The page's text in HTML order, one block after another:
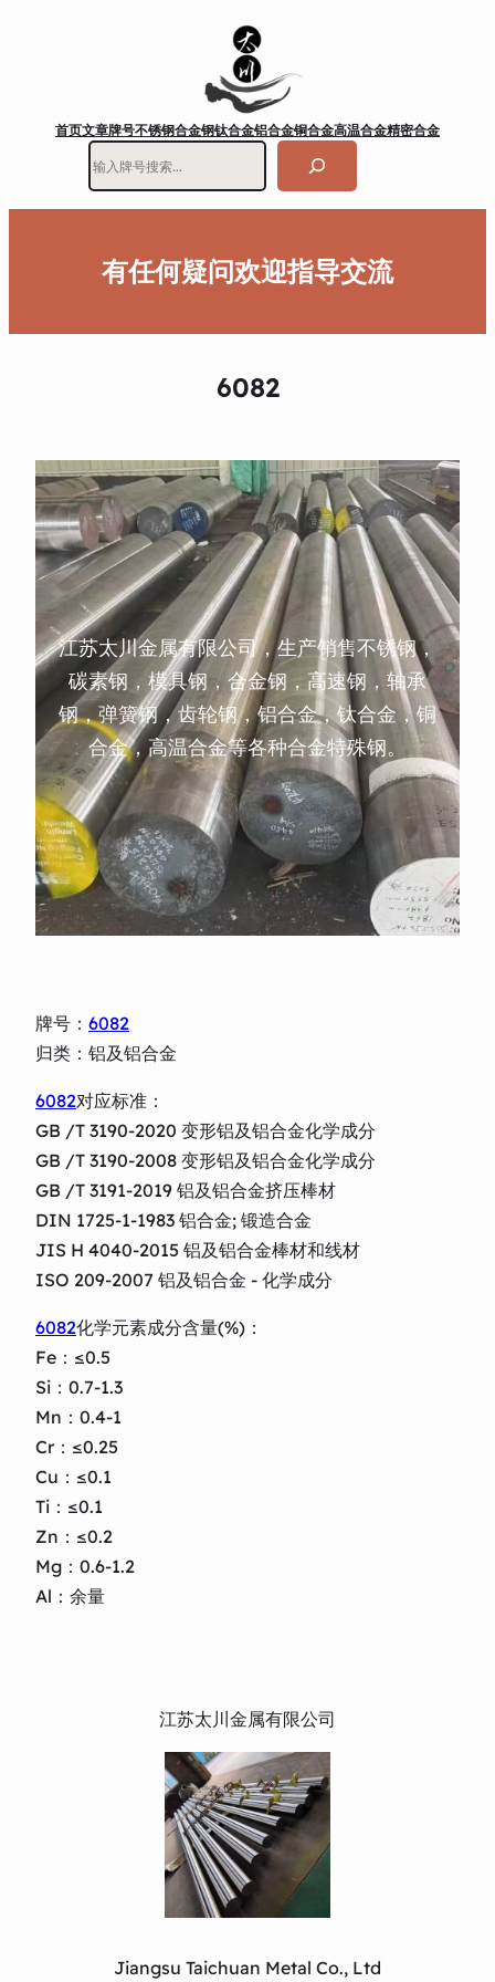
首页文章牌号不锈钢合金钢钛合金铝合金铜合金高温合金精密合金
有任何疑问欢迎指导交流
6082
江苏太川金属有限公司，生产销售不锈钢，
碳素钢，模具钢，合金钢，高速钢，轴承
钢，弹簧钢，齿轮钢，铝合金，钛合金，铜
合金，高温合金等各种合金特殊钢。
牌号： 6082
归类：铝及铝合金
6082对应标准：
GB /T 3190-2020 变形铝及铝合金化学成分
GB /T 3190-2008 变形铝及铝合金化学成分
GB /T 3191-2019 铝及铝合金挤压棒材
DIN 1725-1-1983 铝合金; 锻造合金
JIS H 4040-2015 铝及铝合金棒材和线材
ISO 209-2007 铝及铝合金 - 化学成分
6082化学元素成分含量(%)：
Fe：≤0.5
Si：0.7-1.3
Mn：0.4-1
Cr：≤0.25
Cu：≤0.1
Ti：≤0.1
Zn：≤0.2
Mg：0.6-1.2
Al：余量
江苏太川金属有限公司
Jiangsu Taichuan Metal Co., Ltd